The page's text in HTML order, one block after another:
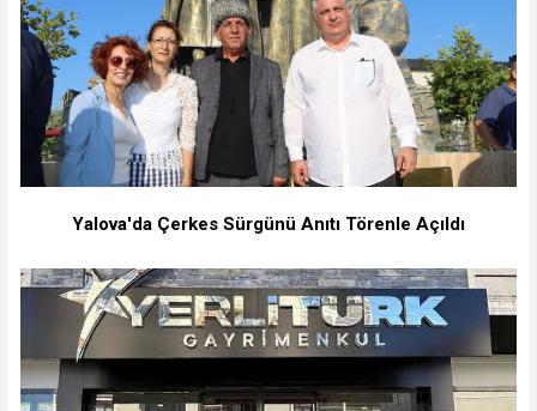
Yalova'da Çerkes Sürgünü Anıtı Törenle Açıldı